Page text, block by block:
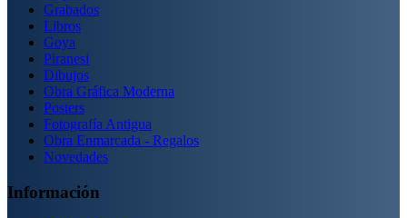
Grabados
Libros
Goya
Piranesi
Dibujos
Obra Gráfica Moderna
Posters
Fotografía Antigua
Obra Enmarcada - Regalos
Novedades
Información